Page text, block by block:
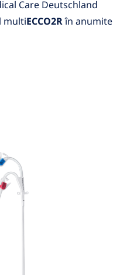
Care Deutschland
multiECCO2Rîn anumite